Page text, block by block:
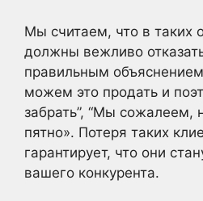
Мы считаем, что в таких
должны вежливо
правильным
можем это продать и
забрать”, “Мы сожалеем,
пятно». Потеря таких
гарантирует, что они
вашего конкурента.